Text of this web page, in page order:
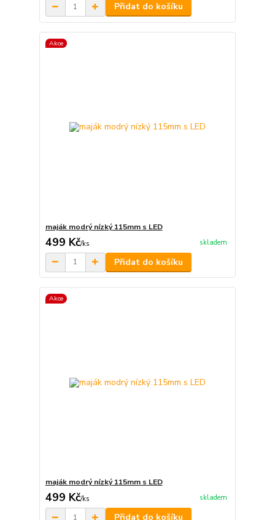
Přidat do košíku
Akce
maják modrý nízký 115mm s LED
499 Kč/ks skladem
Přidat do košíku
Akce
maják modrý nízký 115mm s LED
499 Kč/ks skladem
Přidat do košíku